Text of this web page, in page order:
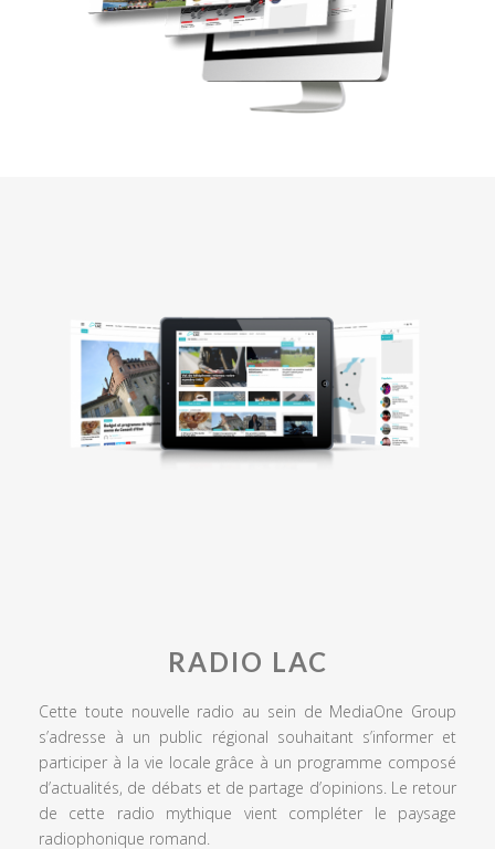
RADIO LAC
Cette toute nouvelle radio au sein de MediaOne Group
s’adresse à un public régional souhaitant s’informer et
participer à la vie locale grâce à un programme composé
d’actualités, de débats et de partage d’opinions. Le retour
de cette radio mythique vient compléter le paysage
radiophonique romand.